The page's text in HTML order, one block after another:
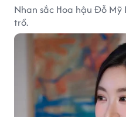
Nhan sắc Hoa hậu Đỗ
trồ.